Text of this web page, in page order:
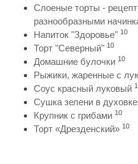
Слоеные торты -
разнообразными
Напиток "Здоровье" 10
Торт "Северный" 10
Домашние булочки 10
Рыжики, жаренные с
Соус красный луковый
Сушка зелени в духовке
Крупник с грибами 10
Торт «Дрезденский» 10